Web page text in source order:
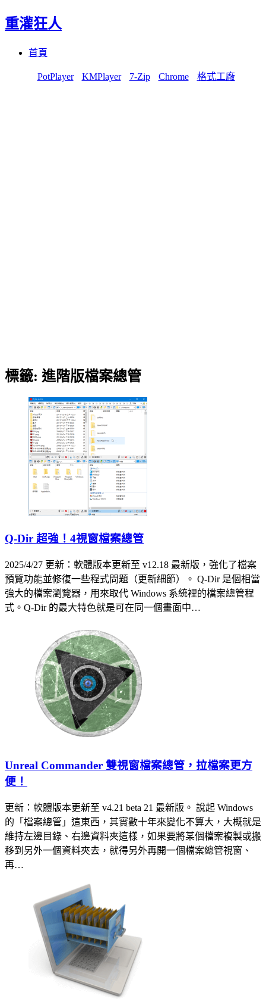
重灌狂人
首頁
PotPlayer KMPlayer 7-Zip Chrome 格式工廠
標籤: 進階版檔案總管
Q-Dir 超強！4視窗檔案總管
2025/4/27 更新：軟體版本更新至 v12.18 最新版，強化了檔案
預覽功能並修復一些程式問題（更新細節）。 Q-Dir 是個相當
強大的檔案瀏覽器，用來取代 Windows 系統裡的檔案總管程
式。Q-Dir 的最大特色就是可在同一個畫面中…
Unreal Commander 雙視窗檔案總管，拉檔案更方
便！
更新：軟體版本更新至 v4.21 beta 21 最新版。 說起 Windows
的「檔案總管」這東西，其實數十年來變化不算大，大概就是
維持左邊目錄、右邊資料夾這樣，如果要將某個檔案複製或搬
移到另外一個資料夾去，就得另外再開一個檔案總管視窗、
再…